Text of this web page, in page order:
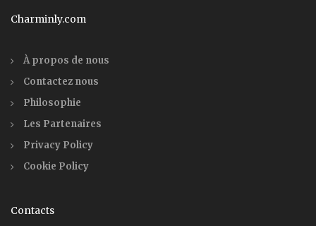
Charminly.com
À propos de nous
Contactez nous
Philosophie
Les Partenaires
Privacy Policy
Cookie Policy
Contacts